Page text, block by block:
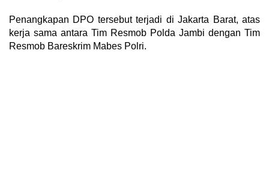
Penangkapan DPO tersebut terjadi di Jakarta Barat, atas
kerja sama antara Tim Resmob Polda Jambi dengan Tim
Resmob Bareskrim Mabes Polri.